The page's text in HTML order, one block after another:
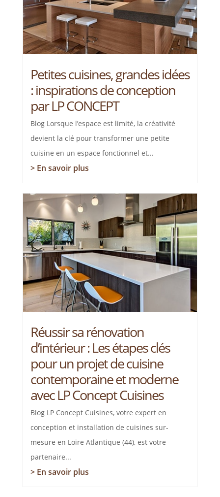
Petites cuisines, grandes idées
: inspirations de conception
par LP CONCEPT
Blog Lorsque l’espace est limité, la créativité
devient la clé pour transformer une petite
cuisine en un espace fonctionnel et...
> En savoir plus
Réussir sa rénovation
d’intérieur : Les étapes clés
pour un projet de cuisine
contemporaine et moderne
avec LP Concept Cuisines
Blog LP Concept Cuisines, votre expert en
conception et installation de cuisines sur-
mesure en Loire Atlantique (44), est votre
partenaire...
> En savoir plus